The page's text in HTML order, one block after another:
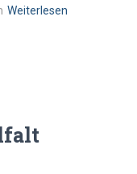
Weiterlesen